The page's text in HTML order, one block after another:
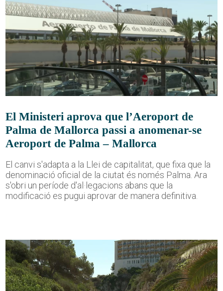
El Ministeri aprova que l’Aeroport de
Palma de Mallorca passi a anomenar-se
Aeroport de Palma – Mallorca
El canvi s'adapta a la Llei de capitalitat, que fixa que la
denominació oficial de la ciutat és només Palma. Ara
s'obri un període d'al·legacions abans que la
modificació es pugui aprovar de manera definitiva.